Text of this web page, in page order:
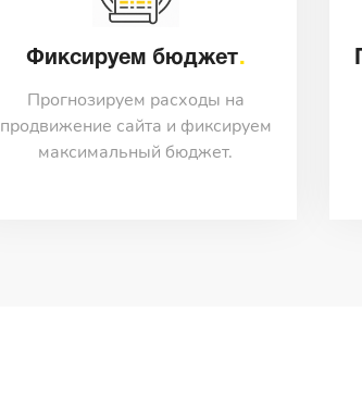
Фиксируем бюджет
Прогнозируем расходы на
продвижение сайта и фиксируем
максимальный бюджет.